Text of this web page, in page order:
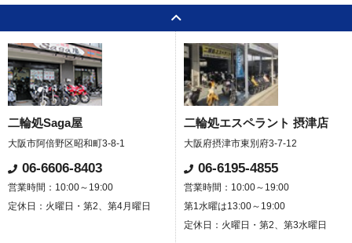
二輪処Saga屋
大阪市阿倍野区昭和町3-8-1
06-6606-8403
営業時間：10:00～19:00
定休日：火曜日・第2、第4月曜日
二輪処エスペラント 摂津店
大阪府摂津市東別府3-7-12
06-6195-4855
営業時間：10:00～19:00
第1水曜は13:00～19:00
定休日：火曜日・第2、第3水曜日